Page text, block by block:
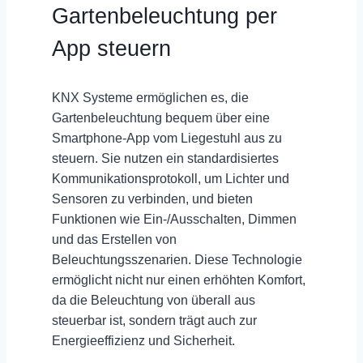
Gartenbeleuchtung per
App steuern
KNX Systeme ermöglichen es, die
Gartenbeleuchtung bequem über eine
Smartphone-App vom Liegestuhl aus zu
steuern. Sie nutzen ein standardisiertes
Kommunikationsprotokoll, um Lichter und
Sensoren zu verbinden, und bieten
Funktionen wie Ein-/Ausschalten, Dimmen
und das Erstellen von
Beleuchtungsszenarien. Diese Technologie
ermöglicht nicht nur einen erhöhten Komfort,
da die Beleuchtung von überall aus
steuerbar ist, sondern trägt auch zur
Energieeffizienz und Sicherheit.